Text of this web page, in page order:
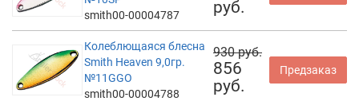
smith00-00004787
руб.
Колеблющаяся блесна
Smith Heaven 9,0гр.
№11GGO
smith00-00004788
930 руб.
856
руб.
Предзаказ